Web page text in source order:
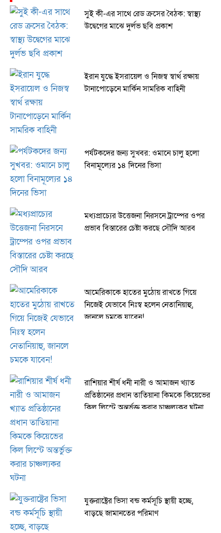
সুই কী-এর সাথে রেড ক্রসের বৈঠক: স্বাস্থ্য
উদ্বেগের মাঝে দুর্লভ ছবি প্রকাশ
ইরান যুদ্ধে ইসরায়েল ও নিজস্ব স্বার্থ রক্ষায়
টানাপোড়েনে মার্কিন সামরিক বাহিনী
পর্যটকদের জন্য সুখবর: ওমানে চালু হলো
বিনামূল্যের ১৪ দিনের ভিসা
মধ্যপ্রাচ্যের উত্তেজনা নিরসনে ট্রাম্পের ওপর
প্রভাব বিস্তারের চেষ্টা করছে সৌদি আরব
আমেরিকাকে হাতের মুঠোয় রাখতে গিয়ে
নিজেই যেভাবে নিঃস্ব হলেন নেতানিয়াহু,
জানলে চমকে যাবেন!
রাশিয়ার শীর্ষ ধনী নারী ও আমাজন খ্যাত
প্রতিষ্ঠানের প্রধান তাতিয়ানা কিমকে কিয়েভের
কিল লিস্টে অন্তর্ভুক্ত করার চাঞ্চল্যকর ঘটনা
যুক্তরাষ্ট্রের ভিসা বন্ড কর্মসূচি স্থায়ী হচ্ছে,
বাড়ছে জামানতের পরিমাণ